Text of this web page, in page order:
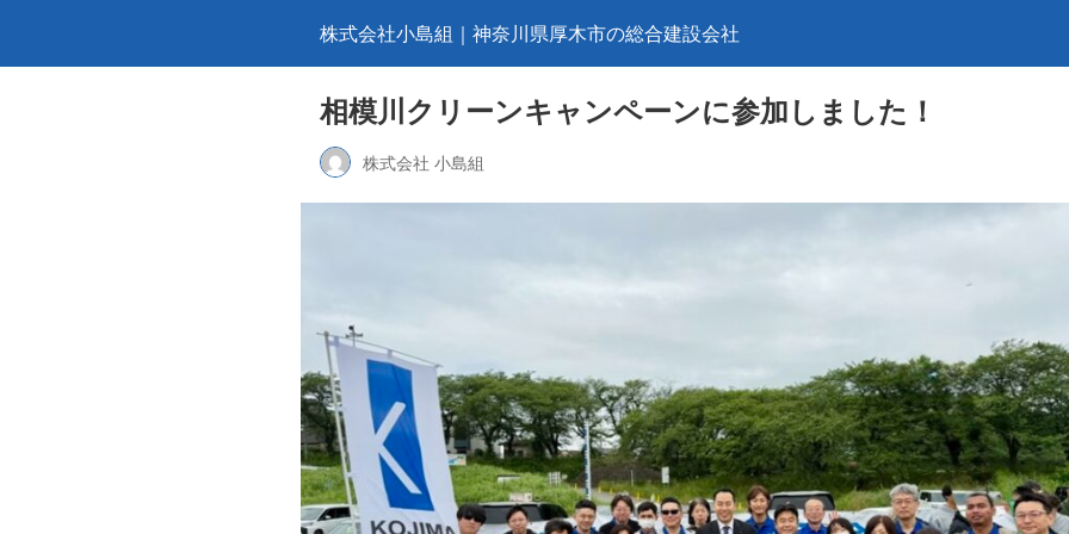
株式会社小島組｜神奈川県厚木市の総合建設会社
相模川クリーンキャンペーンに参加しました！
株式会社 小島組